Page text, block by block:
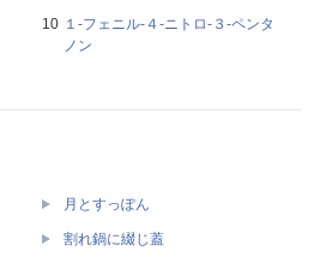
１‐フェニル‐４‐ニトロ‐３‐ペンタ
ノン
月とすっぽん
割れ鍋に綴じ蓋